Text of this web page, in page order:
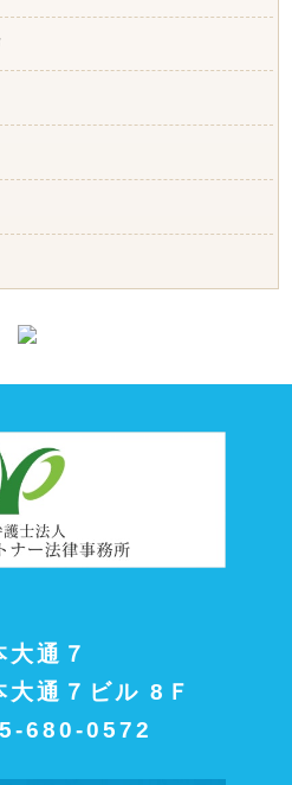
通７
大通７ビル 8Ｆ
0572